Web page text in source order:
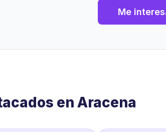
Me
en Aracena